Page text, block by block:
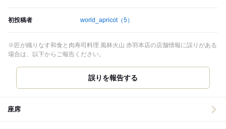
初投稿者 world_apricot（5）
※匠が織りなす和食と肉寿司料理 風林火山 赤羽本店の店舗情報に誤りがある
場合は、以下からご報告ください。
誤りを報告する
座席